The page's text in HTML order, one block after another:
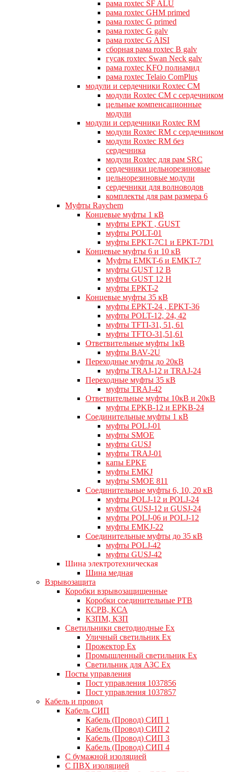
рама roxtec SF ALU
рама roxtec GHM primed
рама roxtec G primed
рама roxtec G galv
рама roxtec G AISI
сборная рама roxtec B galv
гусак roxtec Swan Neck galv
рама roxtec KFO полиамид
рама roxtec Telaio ComPlus
модули и сердечники Roxtec CM
модули Roxtec CM с сердечником
цельные компенсационные
модули
модули и сердечники Roxtec RM
модули Roxtec RM с сердечником
модули Roxtec RM без
сердечника
модули Roxtec для рам SRC
сердечники цельнорезиновые
цельнорезиновые модули
сердечники для волноводов
комплекты для рам размера 6
Муфты Raychem
Концевые муфты 1 кВ
муфты EPKT , GUST
муфты POLT-01
муфты EPKT-7C1 и EPKT-7D1
Концевые муфты 6 и 10 кВ
Муфты EMKT-6 и EMKT-7
муфты GUST 12 В
муфты GUST 12 Н
муфты EPKT-2
Концевые муфты 35 кВ
муфты EPKT-24 , EPKT-36
муфты POLT-12, 24, 42
муфты TFTI-31, 51, 61
муфты TFTO-31,51,61
Ответвительные муфты 1кВ
муфты BAV-2U
Переходные муфты до 20кВ
муфты TRAJ-12 и TRAJ-24
Переходные муфты 35 кВ
муфты TRAJ-42
Ответвительные муфты 10кВ и 20кВ
муфты EPKB-12 и EPKB-24
Cоединительные муфты 1 кВ
муфты POLJ-01
муфты SMOE
муфты GUSJ
муфты TRAJ-01
капы EPKE
муфты EMKJ
муфты SMOE 811
Соединительные муфты 6, 10, 20 кВ
муфты POLJ-12 и POLJ-24
муфты GUSJ-12 и GUSJ-24
муфты POLJ-06 и POLJ-12
муфты EMKJ-22
Соединительные муфты до 35 кВ
муфты POLJ-42
муфты GUSJ-42
Шина электротехническая
Шина медная
Взрывозащита
Коробки взрывозащищенные
Коробки соединительные РТВ
КСРВ, КСА
КЗПМ, КЗП
Светильники светодиодные Ex
Уличный светильник Ex
Прожектор Ex
Промышленный светильник Ex
Светильник для АЗС Ex
Посты управления
Пост управления 1037856
Пост управления 1037857
Кабель и провод
Кабель СИП
Кабель (Провод) СИП 1
Кабель (Провод) СИП 2
Кабель (Провод) СИП 3
Кабель (Провод) СИП 4
С бумажной изоляцией
С ПВХ изоляцией